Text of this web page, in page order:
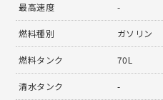
最高速度 -
燃料種別 ガソリン
燃料タンク 70L
清水タンク -